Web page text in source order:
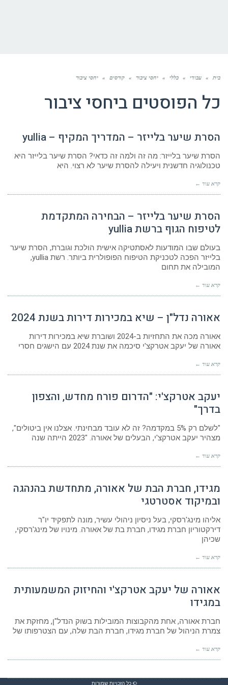
בית » עבודי » כללי » יחסי ציבור » קורסים » יחסי ציבור
כל הפוסטים ביחסי ציבור
הסרת שיער בלייזר – המדריך המקיף – yullia
הסרת שיער בלייזר: מה זה ולמה זה כדאי? הסרת שיער בלייזר היא
טכנולוגיה חדשנית ויעילה להסרת שיער לא רצוי. היא
קרא עוד ←
הסרת שיער בלייזר – הבחירה המתקדמת
לטיפוח הגוף ברשת yullia
בעולם שבו המודעות לאסתטיקה אישית הולכת וגוברת, הסרת שיער
בלייזר הפכה לטכניקת הטיפוח הפופולרית ביותר. רשת yullia,
המובילה את תחום
קרא עוד ←
אאורה נדל"ן – שיא במכירות דירות בשנת 2024
אאורה מכה את התחזיות ב-2024 ושוברת שיא במכירות דירות
אאורה של יעקב אטרקצ'י סיכמה את שנת 2024 עם הישגים חסרי
קרא עוד ←
יעקב אטרקצ'י: "הדרום פורח מחדש, והצפון
בדרך"
"לשלם רק 5% במקדמה? זה לא עובד מבחינתי. אצלנו אין ביטולים",
מצהיר יעקב אטרקצ'י, הבעלים של אאורה. "2023 הייתה שנה
קרא עוד ←
מגידו, חברת הבת של אאורה, מתחדשת בהנהגה
ובמיקוד אסטרטגי
אליהו מינג'רסקי, בעל ניסיון ניהולי עשיר, מונה לתפקיד יו"ר
דירקטוריון חברת מגידו, חברת בת של אאורה. מינויו של מינג'רסקי,
שכיהן
קרא עוד ←
אאורה של יעקב אטרקצ'י והחיזוק המשמעותית
במגידו
חברת אאורה, אחת מהקבוצות המובילות בשוק הנדל"ן, מחזקת את
צמרת הניהול של חברת מגידו, חברת הבת שלה, עם הצטרפותו של
קרא עוד ←
© כל הזכויות שמורות